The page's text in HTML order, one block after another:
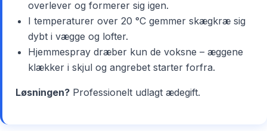
overlever og formerer sig igen.
I temperaturer over 20 °C gemmer skægkræ sig
dybt i vægge og lofter.
Hjemmespray dræber kun de voksne – æggene
klækker i skjul og angrebet starter forfra.
Løsningen? Professionelt udlagt ædegift.